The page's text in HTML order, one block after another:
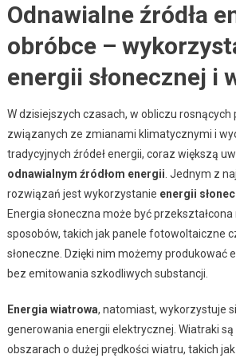
Odnawialne źródła
obróbce –
energii słonecznej i
W dzisiejszych czasach, w obliczu rosnących
związanych ze zmianami klimatycznymi i
tradycyjnych źródeł energii, coraz większą
odnawialnym źródłom energii . Jednym z
rozwiązań jest wykorzystanie energii
Energia słoneczna może być
sposobów, takich jak panele fotowoltaiczne
słoneczne. Dzięki nim możemy produkować
bez emitowania szkodliwych substancji.
Energia wiatrowa, natomiast, wykorzystuje
generowania energii elektrycznej. Wiatraki
obszarach o dużej prędkości wiatru, takich